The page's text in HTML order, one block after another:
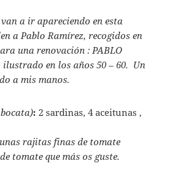
a ir apareciendo en esta
a Pablo Ramírez, recogidos en
una renovación : PABLO
en los años 50 – 60. Un
a mis manos.
: 2 sardinas, 4 aceitunas ,
rajitas finas de tomate
tomate que más os guste.